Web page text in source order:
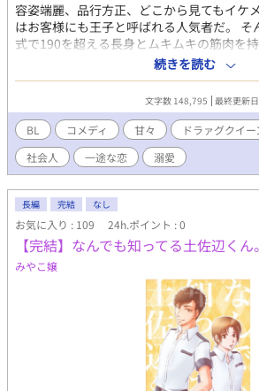
容姿端麗、品行方正、どこから見てもイケ
はお客様にも王子と呼ばれる人気者だ。
式で190を超える長身とムキムキの筋肉を
ドラァグクイーンのデイジーに一目惚れを
ってしまう。 時期を同じくしてレストラン
シェフ日永も不器用なのに恭介LOVEの様
らの熱烈な愛情をぶつけられた恭介は翻弄
命な姿に絆され、ついには…。 とにかく甘
♡と思って書いています。 不器用な大人た
さいね。 表紙絵は葉月めいこさん
https://estar.jp/users/118291354に書いて
ゃ可愛いでしょ〜(*´ω`*)
続きを読む
文字数 148,795 最終更新
BL コメディ 甘々 ドラァグクイー
社会人
一途な恋 溺愛
長編 完結 なし
お気に入り : 109 24h.ポイント : 0
【完結】なんでも知ってる土佐辺くん。
みやこ嬢